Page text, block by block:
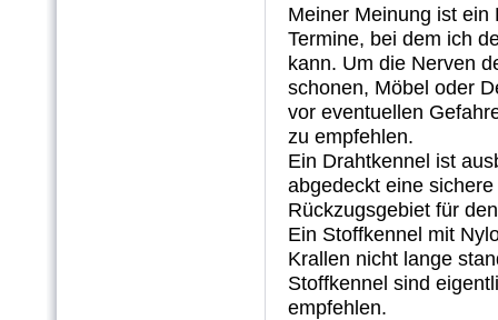
Meiner Meinung ist
Termine, bei dem ich
kann. Um die Nerven
schonen, Möbel oder
vor eventuellen
zu empfehlen.
Ein Drahtkennel ist
abgedeckt eine
Rückzugsgebiet für
Ein Stoffkennel mit
Krallen nicht lange
Stoffkennel sind
empfehlen.